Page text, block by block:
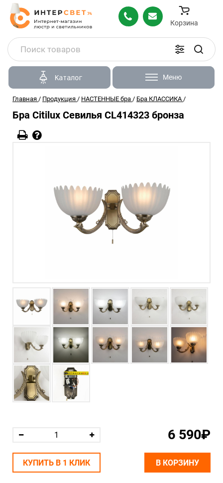
Корзина
Каталог Меню
Главная / Продукция / НАСТЕННЫЕ бра / Бра КЛАССИКА /
Бра Citilux Севилья CL414323 бронза
6 590₽
КУПИТЬ В 1 КЛИК В КОРЗИНУ